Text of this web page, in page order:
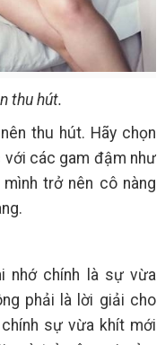
thu hút.
thu hút. Hãy chọn
với các gam đậm như
trở nên cô nàng
nhớ chính là sự vừa
phải là lời giải cho
sự vừa khít mới